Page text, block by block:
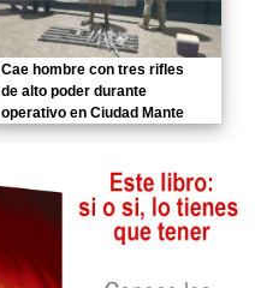
Cae hombre con tres rifles
de alto poder durante
operativo en Ciudad Mante